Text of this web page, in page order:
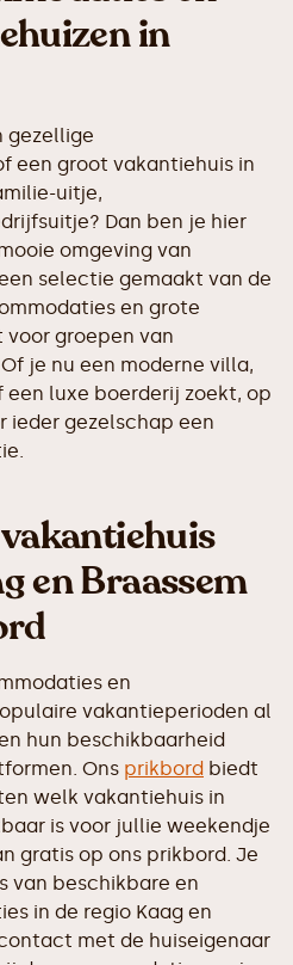
in
gezellige
een groot vakantiehuis in
uitje,
Dan ben je hier
omgeving van
selectie gemaakt van de
en grote
groepen van
je nu een moderne villa,
luxe boerderij zoekt, op
ieder gezelschap een
en Braassem
en
vakantieperioden al
hun beschikbaarheid
Ons prikbord biedt
welk vakantiehuis in
is voor jullie weekendje
gratis op ons prikbord. Je
van beschikbare en
in de regio Kaag en
met de huiseigenaar